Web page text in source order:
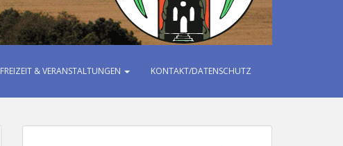
FREIZEIT & VERANSTALTUNGEN KONTAKT/DATENSCHUTZ